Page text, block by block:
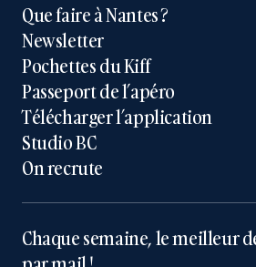
Que faire à Nantes ?
Newsletter
Pochettes du Kiff
Passeport de l’apéro
Télécharger l’application
Studio BC
On recrute
Chaque semaine, le meilleur